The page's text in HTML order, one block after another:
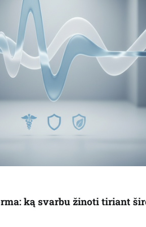
ką svarbu žinoti tiriant